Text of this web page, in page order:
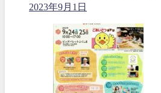
2023年9月1日